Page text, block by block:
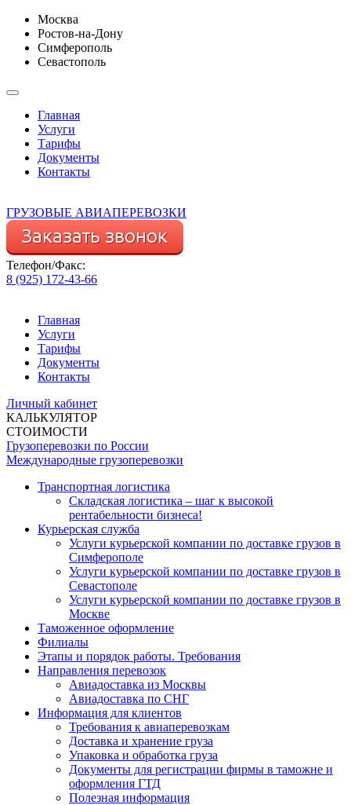
Москва
Ростов-на-Дону
Симферополь
Севастополь
Главная
Услуги
Тарифы
Документы
Контакты
ГРУЗОВЫЕ АВИАПЕРЕВОЗКИ
Телефон/Факс:
8 (925) 172-43-66
Главная
Услуги
Тарифы
Документы
Контакты
Личный кабинет
КАЛЬКУЛЯТОР
СТОИМОСТИ
Грузоперевозки по России
Международные грузоперевозки
Транспортная логистика
Складская логистика – шаг к высокой
рентабельности бизнеса!
Курьерская служба
Услуги курьерской компании по доставке грузов в
Симферополе
Услуги курьерской компании по доставке грузов в
Севастополе
Услуги курьерской компании по доставке грузов в
Москве
Таможенное оформление
Филиалы
Этапы и порядок работы. Требования
Направления перевозок
Авиадоставка из Москвы
Авиадоставка по СНГ
Информация для клиентов
Требования к авиаперевозкам
Доставка и хранение груза
Упаковка и обработка груза
Документы для регистрации фирмы в таможне и
оформления ГТД
Полезная информация